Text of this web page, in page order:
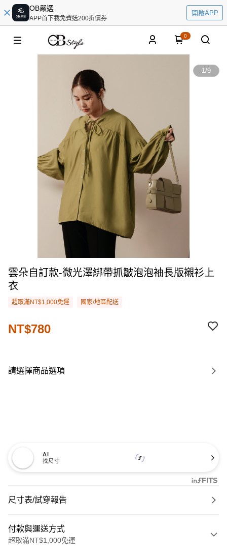
OB嚴選
APP首下載免費送200折價券
開啟APP
0
1/9
雲朵自訂款-微光澤綁帶抓皺泡泡袖長版襯衫上
衣
超取滿NT$1,000免運 國家/地區配送
NT$780
請選擇商品選項
AI
找尺寸
尺寸表/試穿報告
付款與運送方式
超取滿NT$1,000免運